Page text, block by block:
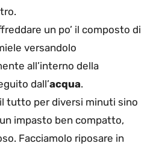
un po’ il composto di
versandolo
all’interno della
dall’acqua.
tutto per diversi minuti sino
impasto ben compatto,
Facciamolo riposare in